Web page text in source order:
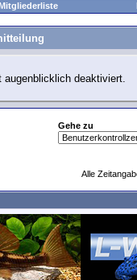
augenblicklich deaktiviert.
Gehe zu
Alle